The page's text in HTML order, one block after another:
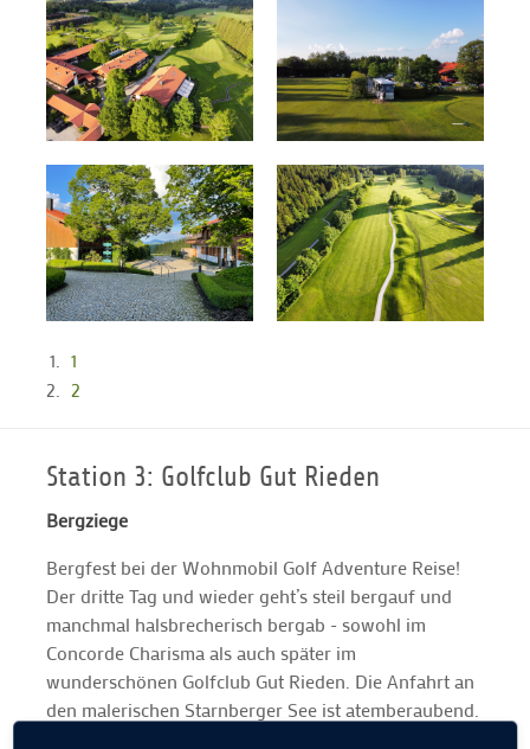
1
2
Station 3: Golfclub Gut Rieden
Bergziege
Bergfest bei der Wohnmobil Golf Adventure Reise!
Der dritte Tag und wieder geht’s steil bergauf und
manchmal halsbrecherisch bergab - sowohl im
Concorde Charisma als auch später im
wunderschönen Golfclub Gut Rieden. Die Anfahrt an
den malerischen Starnberger See ist atemberaubend.